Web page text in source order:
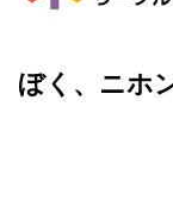
ぼく、ニホ